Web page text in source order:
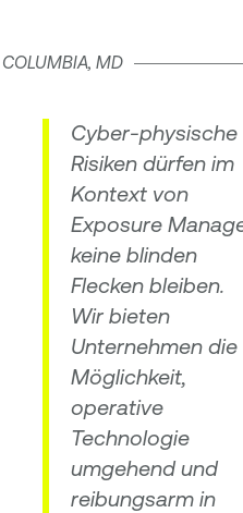
COLUMBIA, MD
Cyber-physische
Risiken dürfen im
Kontext von
Exposure
keine blinden
Flecken bleiben.
Wir bieten
Unternehmen die
Möglichkeit,
operative
Technologie
umgehend und
reibungsarm in